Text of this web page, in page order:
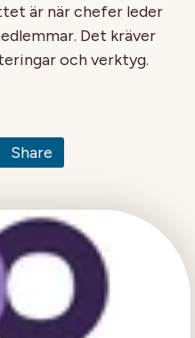
är när chefer leder
Det kräver
och verktyg.
Share